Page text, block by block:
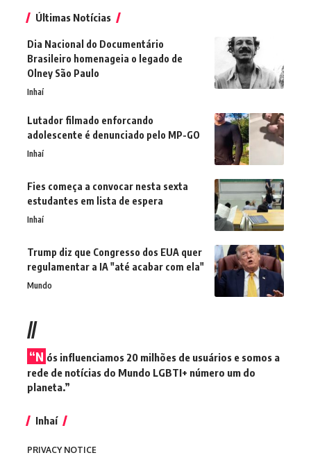
Últimas Notícias
Dia Nacional do Documentário
Brasileiro homenageia o legado de
Olney São Paulo
Inhaí
Lutador filmado enforcando
adolescente é denunciado pelo MP-GO
Inhaí
Fies começa a convocar nesta sexta
estudantes em lista de espera
Inhaí
Trump diz que Congresso dos EUA quer
regulamentar a IA "até acabar com ela"
Mundo
//
“N ós influenciamos 20 milhões de usuários e somos a
rede de notícias do Mundo LGBTI+ número um do
planeta.”
Inhaí
PRIVACY NOTICE